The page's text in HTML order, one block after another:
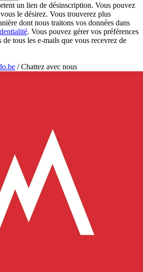
un lien de désinscription. Vous pouvez
le désirez. Vous trouverez plus
dont nous traitons vos données dans
. Vous pouvez gérer vos préférences
de tous les e-mails que vous recevrez de
/Chattez avec nous